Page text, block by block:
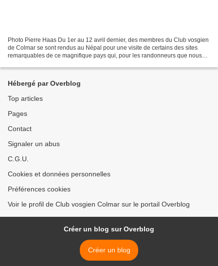
Photo Pierre Haas Du 1er au 12 avril dernier, des membres du Club vosgien
de Colmar se sont rendus au Népal pour une visite de certains des sites
remarquables de ce magnifique pays qui, pour les randonneurs que nous
Hébergé par Overblog
Top articles
Pages
Contact
Signaler un abus
C.G.U.
Cookies et données personnelles
Préférences cookies
Voir le profil de Club vosgien Colmar sur le portail Overblog
Créer un blog sur Overblog
Créer un blog